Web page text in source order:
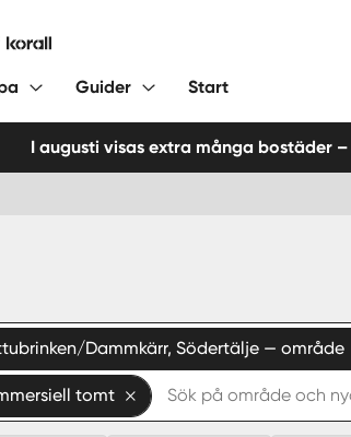
Guider Start
I augusti visas extra många bostäder –
Dammkärr, Södertälje — område
tomt